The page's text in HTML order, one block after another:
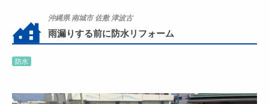
沖縄県 南城市 佐敷 津波古
雨漏りする前に防水リフォーム
防水